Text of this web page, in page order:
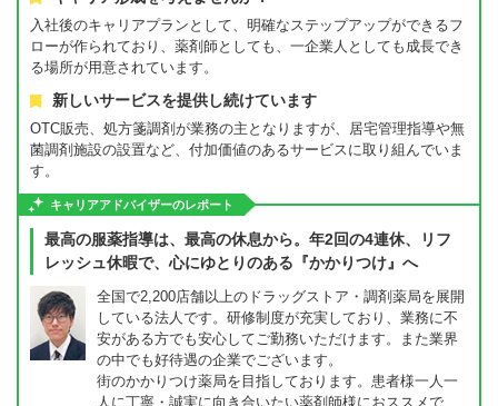
入社後のキャリアプランとして、明確なステップアップができるフ
ローが作られており、薬剤師としても、一企業人としても成長でき
る場所が用意されています。
新しいサービスを提供し続けています
OTC販売、処方箋調剤が業務の主となりますが、居宅管理指導や無
菌調剤施設の設置など、付加価値のあるサービスに取り組んでいま
す。
キャリアアドバイザーのレポート
最高の服薬指導は、最高の休息から。年2回の4連休、リフ
レッシュ休暇で、心にゆとりのある『かかりつけ』へ
全国で2,200店舗以上のドラッグストア・調剤薬局を展開
している法人です。研修制度が充実しており、業務に不
安がある方でも安心してご勤務いただけます。また業界
の中でも好待遇の企業でございます。
街のかかりつけ薬局を目指しております。患者様一人一
人に丁寧・誠実に向き合いたい薬剤師様におススメで